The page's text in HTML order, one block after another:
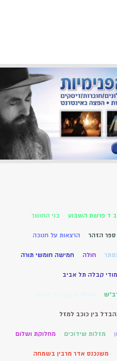
ד פרשת השבוע בני החושך
הזהר הרצאות על חנוכה
חולה חמישה חומשי תורה
קבלה תל אביב
בין כוכב למזל
מזלות שידוכים מחלוקת ושלום
משנכנס אדר מרבין בשמחה